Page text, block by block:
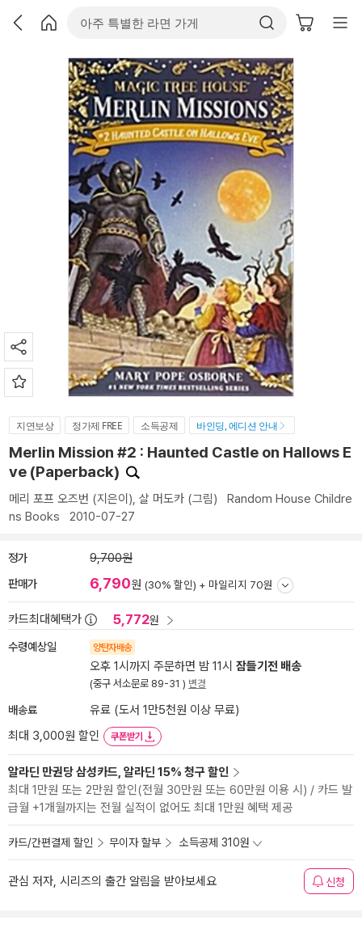
지연보상 정가제 FREE 소득공제 바인딩, 에디션 안내
Merlin Mission #2 : Haunted Castle on Hallows E
ve (Paperback)
메리 포프 오즈번 (지은이), 살 머도카 (그림) Random House Childre
ns Books 2010-07-27
정가 9,700원
판매가 6,790원 (30% 할인) + 마일리지 70원
카드최대혜택가 5,772원
수령예상일 양탄자배송
오후 1시까지 주문하면 밤 11시 잠들기전 배송
(중구 서소문로 89-31 ) 변경
배송료
유료 (도서 1만5천원 이상 무료)
최대 3,000원 할인
쿠폰받기
알라딘 만권당 삼성카드, 알라딘 15% 청구 할인
최대 1만원 또는 2만원 할인(전월 30만원 또는 60만원 이용 시) / 카드 발
급월 +1개월까지는 전월 실적이 없어도 최대 1만원 혜택 제공
카드/간편결제 할인 무이자 할부 소득공제 310원
관심 저자, 시리즈의 출간 알림을 받아보세요 신청